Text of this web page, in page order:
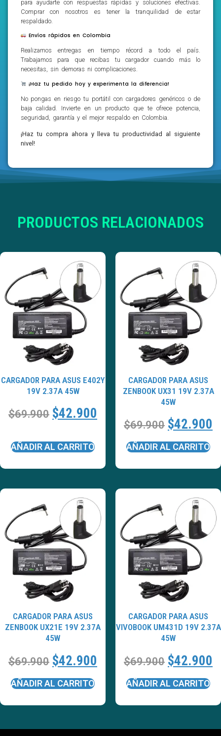
para ayudarte con respuestas rápidas y soluciones efectivas.
Comprar con nosotros es tener la tranquilidad de estar
respaldado.
Envíos rápidos en Colombia
Realizamos entregas en tiempo récord a todo el país.
Trabajamos para que recibas tu cargador cuando más lo
necesitas, sin demoras ni complicaciones.
¡Haz tu pedido hoy y experimenta la diferencia!
No pongas en riesgo tu portátil con cargadores genéricos o de
baja calidad. Invierte en un producto que te ofrece potencia,
seguridad, garantía y el mejor respaldo en Colombia.
¡Haz tu compra ahora y lleva tu productividad al siguiente
nivel!
PRODUCTOS RELACIONADOS
CARGADOR PARA ASUS E402Y
19V 2.37A 45W
$69.900 $42.900
AÑADIR AL CARRITO
CARGADOR PARA ASUS
ZENBOOK UX31 19V 2.37A
45W
$69.900 $42.900
AÑADIR AL CARRITO
CARGADOR PARA ASUS
ZENBOOK UX21E 19V 2.37A
45W
$69.900 $42.900
AÑADIR AL CARRITO
CARGADOR PARA ASUS
VIVOBOOK UM431D 19V 2.37A
45W
$69.900 $42.900
AÑADIR AL CARRITO